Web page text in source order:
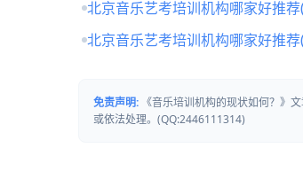
北京音乐艺考培训机构哪家好推
北京音乐艺考培训机构哪家好推
免责声明: 《音乐培训机构的现状如何？》
或依法处理。(QQ:2446111314)